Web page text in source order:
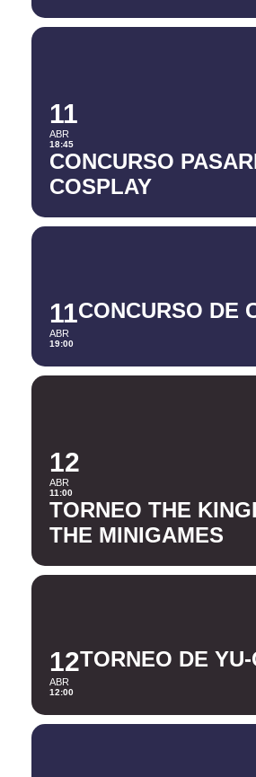
11
ABR
18:45
CONCURSO
COSPLAY
11
ABR
19:00
CONCURSO DE
12
ABR
11:00
TORNEO THE
THE MINIGAMES
12
ABR
12:00
TORNEO DE